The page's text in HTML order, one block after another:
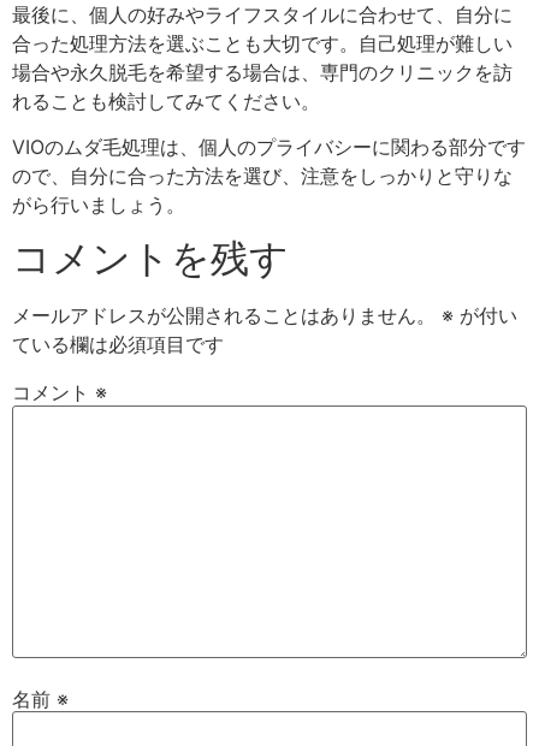
最後に、個人の好みやライフスタイルに合わせて、自分に
合った処理方法を選ぶことも大切です。自己処理が難しい
場合や永久脱毛を希望する場合は、専門のクリニックを訪
れることも検討してみてください。
VIOのムダ毛処理は、個人のプライバシーに関わる部分です
ので、自分に合った方法を選び、注意をしっかりと守りな
がら行いましょう。
コメントを残す
メールアドレスが公開されることはありません。 ※ が付い
ている欄は必須項目です
コメント ※
名前 ※